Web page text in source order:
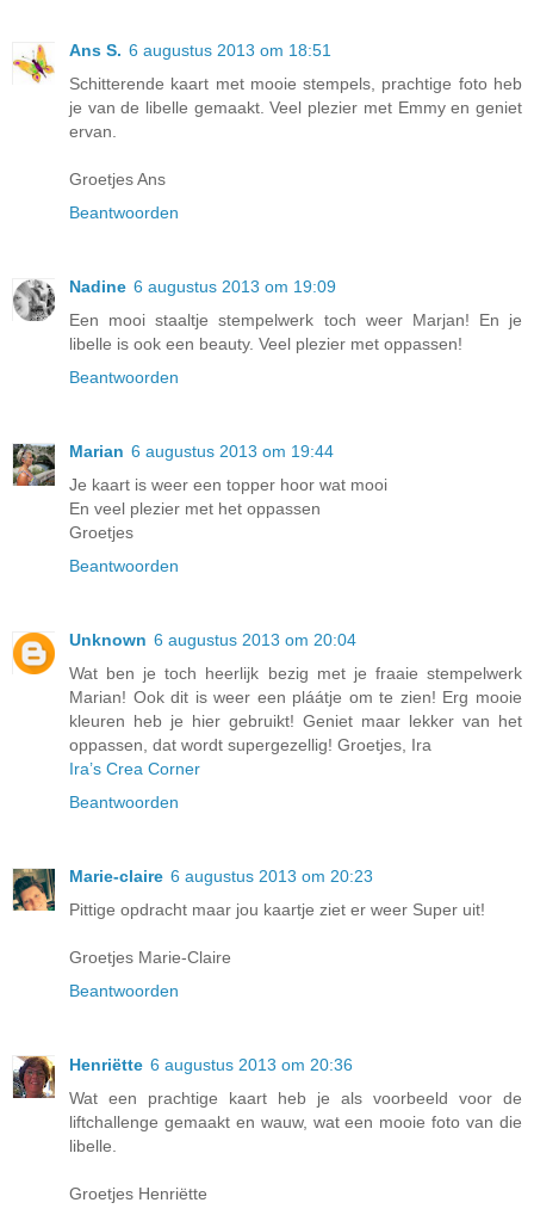
Ans S. 6 augustus 2013 om 18:51
Schitterende kaart met mooie stempels, prachtige foto heb
je van de libelle gemaakt. Veel plezier met Emmy en geniet
ervan.
Groetjes Ans
Beantwoorden
Nadine 6 augustus 2013 om 19:09
Een mooi staaltje stempelwerk toch weer Marjan! En je
libelle is ook een beauty. Veel plezier met oppassen!
Beantwoorden
Marian 6 augustus 2013 om 19:44
Je kaart is weer een topper hoor wat mooi
En veel plezier met het oppassen
Groetjes
Beantwoorden
Unknown 6 augustus 2013 om 20:04
Wat ben je toch heerlijk bezig met je fraaie stempelwerk
Marian! Ook dit is weer een pláátje om te zien! Erg mooie
kleuren heb je hier gebruikt! Geniet maar lekker van het
oppassen, dat wordt supergezellig! Groetjes, Ira
Ira’s Crea Corner
Beantwoorden
Marie-claire 6 augustus 2013 om 20:23
Pittige opdracht maar jou kaartje ziet er weer Super uit!
Groetjes Marie-Claire
Beantwoorden
Henriëtte 6 augustus 2013 om 20:36
Wat een prachtige kaart heb je als voorbeeld voor de
liftchallenge gemaakt en wauw, wat een mooie foto van die
libelle.
Groetjes Henriëtte